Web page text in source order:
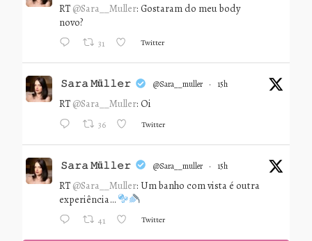
RT @Sara__Muller: Gostaram do meu body
novo?
31 Twitter
𝚂𝚊𝚛𝚊 𝙼ü𝚕𝚕𝚎𝚛 @sara__muller · 15h
RT @Sara__Muller: Oi
36 Twitter
𝚂𝚊𝚛𝚊 𝙼ü𝚕𝚕𝚎𝚛 @sara__muller · 15h
RT @Sara__Muller: Um banho com vista é outra
experiência…
41 Twitter